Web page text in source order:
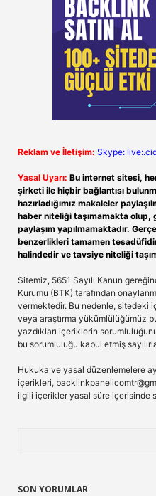
Reklam ve İletişim: Skype:
Yasal Uyarı: Bu internet sitesi,
şirketi ile hiçbir bağlantısı
hazırladığımız makaleler
haber niteliği taşımamakta olup,
paylaşım yapılmamaktadır.
benzerlikleri tamamen
halindedir ve tavsiye niteliği
Sitemiz, 5651 Sayılı Kanun
Kurumu (BTK) tarafından
vermektedir. Bu nedenle, sitedeki
veya araştırma yükümlülüğümüz
yazdıkları içeriklerin
bu sorumluluğu kabul etmiş
Hukuka ve yasal düzenlemelere
içerikleri,
ilgili içerikler yasal süre içerisinde
SON YORUMLAR